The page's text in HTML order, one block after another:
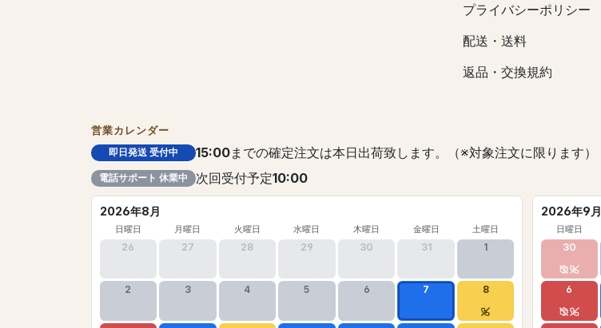
プライバシーポリシー
配送・送料
返品・交換規約
営業カレンダー
即日発送 受付中 15:00までの確定注文は本日出荷致します。（※対象注文に限ります）
電話サポート 休業中 次回受付予定10:00
2026年8月
日曜日 月曜日 火曜日 水曜日 木曜日 金曜日 土曜日
26 27 28 29 30 31 1
2 3 4 5 6 7 8
2026年9月
日曜日
30
6